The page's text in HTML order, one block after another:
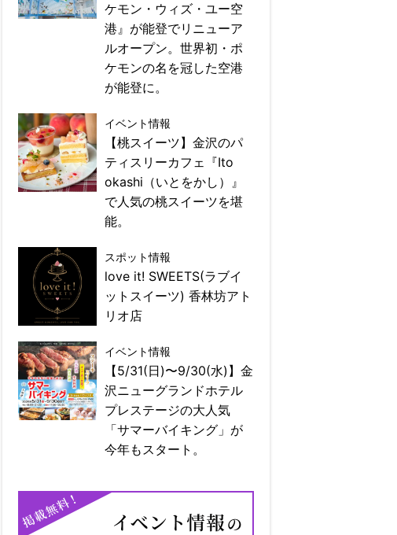
ケモン・ウィズ・ユー空
港』が能登でリニューア
ルオープン。世界初・ポ
ケモンの名を冠した空港
が能登に。
イベント情報
【桃スイーツ】金沢のパ
ティスリーカフェ『Ito
okashi（いとをかし）』
で人気の桃スイーツを堪
能。
スポット情報
love it! SWEETS(ラブイ
ットスイーツ) 香林坊アト
リオ店
イベント情報
【5/31(日)〜9/30(水)】金
沢ニューグランドホテル
プレステージの大人気
「サマーバイキング」が
今年もスタート。